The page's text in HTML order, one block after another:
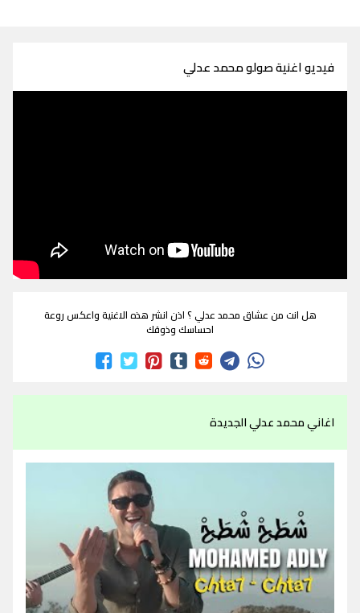
فيديو اغنية صولو محمد عدلي
هل انت من عشاق محمد عدلي ؟ اذن انشر هذه الاغنية واعكس روعة
احساسك وذوقك
اغاني محمد عدلي الجديدة